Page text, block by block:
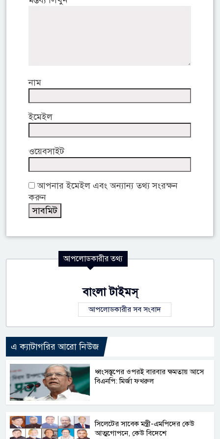
নাম
ইমেইল
ওয়েবসাইট
আপনার ইমেইল এবং অন্যান্য তথ্য সংরক্ষন
করুন
আপলোডকারীর তথ্য
বাংলা টাইমস্
আপলোডকারীর সব সংবাদ
এ ক্যাটাগরির আরো নিউজ
ধ্বংসস্তূপের ওপরই বারবার ক্ষমতায় আসে
বিএনপি: মির্জা ফখরুল
সিলেটের সাবেক মন্ত্রী-এমপিদের কেউ
আত্মগোপনে, কেউ বিদেশে